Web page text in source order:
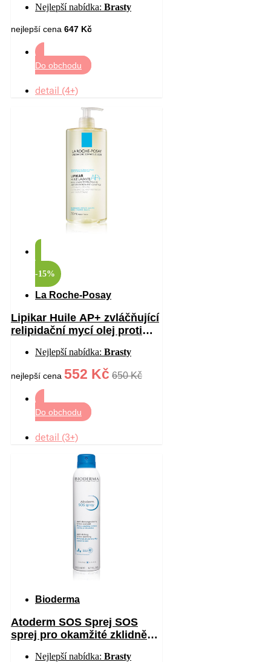
pokožky 400 ml
Nejlepší nabídka: Brasty
nejlepší cena 647 Kč
Do obchodu
detail (4+)
-15%
La Roche-Posay
Lipikar Huile AP+ zvláčňující
relipidační mycí olej proti
Nejlepší nabídka: Brasty
nejlepší cena 552 Kč 650 Kč
Do obchodu
detail (3+)
Bioderma
Atoderm SOS Sprej SOS
sprej pro okamžité zklidnění
Nejlepší nabídka: Brasty